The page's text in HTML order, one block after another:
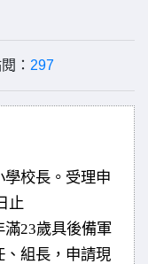
： 297
校長。 受理申
止
滿23歲具後備軍
、組長，申請現